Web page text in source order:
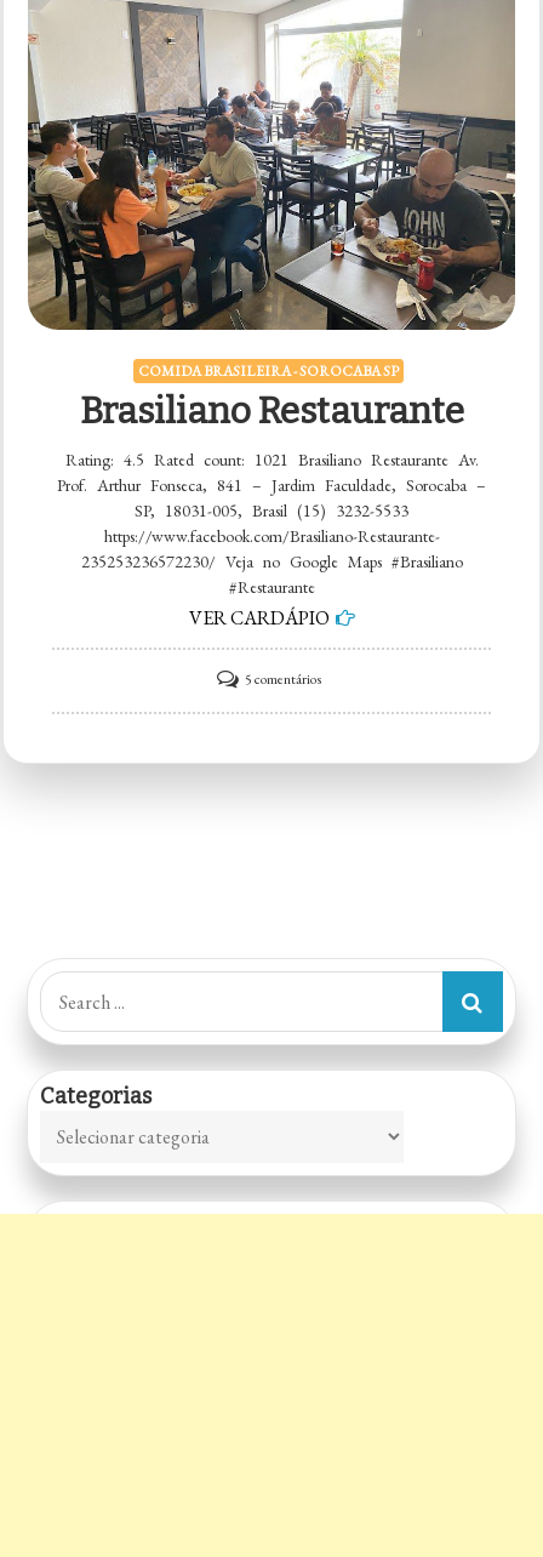
COMIDA BRASILEIRA - SOROCABA SP
Brasiliano Restaurante
Rating: 4.5 Rated count: 1021 Brasiliano Restaurante Av.
Prof. Arthur Fonseca, 841 – Jardim Faculdade, Sorocaba –
SP, 18031-005, Brasil (15) 3232-5533
https://www.facebook.com/Brasiliano-Restaurante-
235253236572230/ Veja no Google Maps #Brasiliano
#Restaurante
VER CARDÁPIO
5 comentáriosem
Brasiliano
Search
for:
Categorias
Categorias